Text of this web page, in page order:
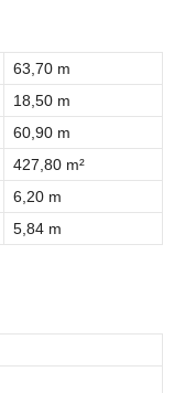
63,70 m
18,50 m
60,90 m
427,80 m²
6,20 m
5,84 m